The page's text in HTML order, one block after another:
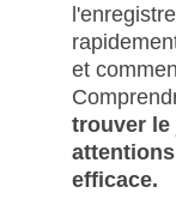
et
trouver le
efficace.